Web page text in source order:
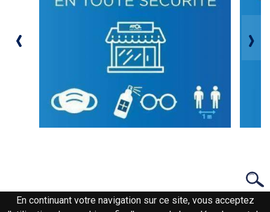
‹ ›
En continuant votre navigation sur ce site, vous acceptez